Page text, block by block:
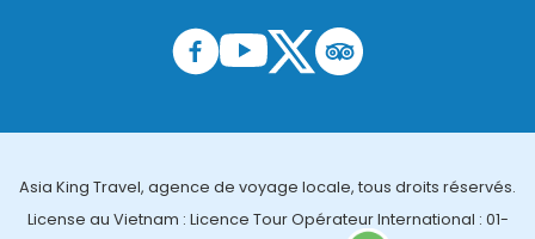
Asia King Travel, agence de voyage locale, tous droits réservés.
License au Vietnam : Licence Tour Opérateur International : 01-